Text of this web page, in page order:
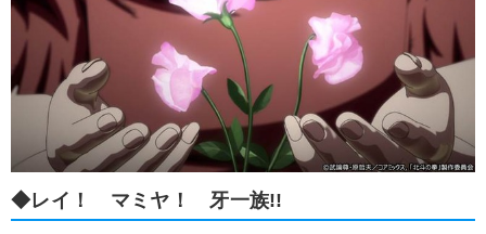
◆レイ！ マミヤ！ 牙一族!!